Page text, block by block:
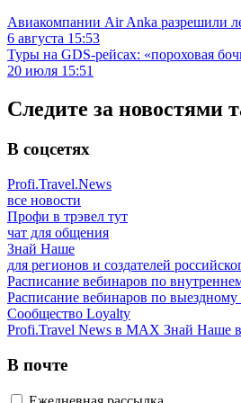
Авиакомпании Air Anka разрешили
6 августа 15:53
Туры на GDS-рейсах: «пороховая
20 июля 15:51
Следите за новостями
В соцсетях
Profi.Travel.News
все новости
Профи в трэвел тут
чат для общения
Знай Наше
для регионов и создателей
Расписание вебинаров по
Расписание вебинаров по выездному
Сообщество Loyalty
Profi.Travel News в MAX Знай Наше
В почте